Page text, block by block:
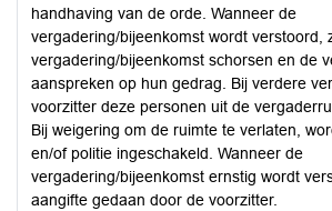
handhaving van de orde. Wanneer de
vergadering/bijeenkomst wordt verstoord,
vergadering/bijeenkomst schorsen en de
aanspreken op hun gedrag. Bij verdere
voorzitter deze personen uit de
Bij weigering om de ruimte te verlaten,
en/of politie ingeschakeld. Wanneer de
vergadering/bijeenkomst ernstig wordt
aangifte gedaan door de voorzitter.